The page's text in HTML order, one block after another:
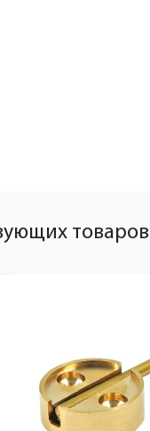
товаров